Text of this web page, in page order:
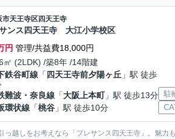
市天王寺区四天王寺
ンス四天王寺 大江小学校区
円 管理/共益費18,000円
㎡ (2LDK) /築8年 /14階建
鉄谷町線 「 四天王寺前夕陽ヶ丘 」駅 徒歩
難波・奈良線 「大阪上本町」駅 徒歩13分
環状線 「桃谷 」駅 徒歩10分
駐
越しをお考えなら「プレサンス四天王寺」。魅力